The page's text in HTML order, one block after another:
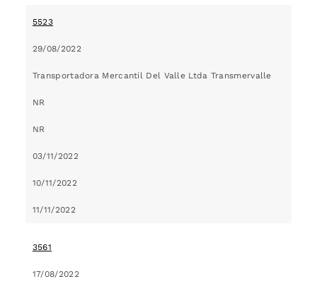
5523
29/08/2022
Transportadora Mercantil Del Valle Ltda Transmervalle
NR
NR
03/11/2022
10/11/2022
11/11/2022
3561
17/08/2022